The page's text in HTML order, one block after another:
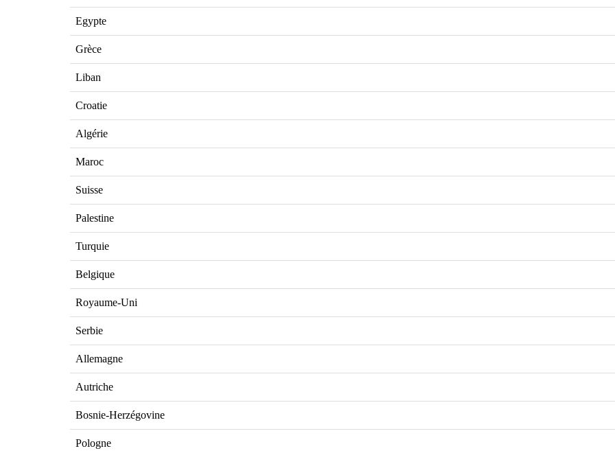
Egypte
Grèce
Liban
Croatie
Algérie
Maroc
Suisse
Palestine
Turquie
Belgique
Royaume-Uni
Serbie
Allemagne
Autriche
Bosnie-Herzégovine
Pologne